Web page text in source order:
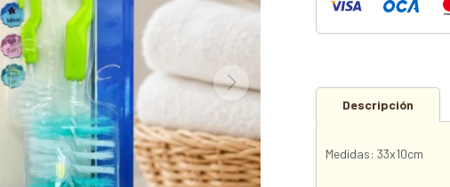
Descripción
Medidas: 33x10cm